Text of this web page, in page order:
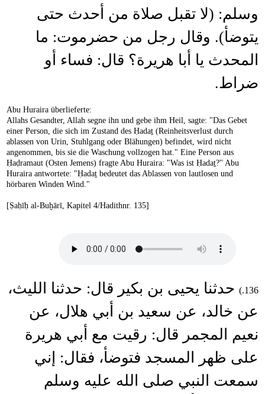
وسلم: (لا تقبل صلاة من أحدث حتى
يتوضأ). وقال رجل من حضرموت: ما
المحدث يا أبا هريرة؟ قال: فساء أو
ضراط.
Abu Huraira überlieferte:
Allahs Gesandter, Allah segne ihn und gebe ihm Heil, sagte: "Das Gebet
einer Person, die sich im Zustand des Ḥadaṯ (Reinheitsverlust durch
ablassen von Urin, Stuhlgang oder Blähungen) befindet, wird nicht
angenommen, bis sie die Waschung vollzogen hat." Eine Person aus
Ḥaḍramaut (Osten Jemens) fragte Abu Huraira: "Was ist Ḥadaṯ?" Abu
Huraira antwortete: "Ḥadaṯ bedeutet das Ablassen von lautlosen und
hörbaren Winden Wind."
[Ṣaḥīḥ al-Buḫārī, Kapitel 4/Hadithnr. 135]
136.)
حدثنا يحيى بن بكير قال: حدثنا الليث،
عن خالد، عن سعيد بن أبي هلال، عن
نعيم المجمر قال: رقيت مع أبي هريرة
على ظهر المسجد فتوضأ، فقال: إني
سمعت النبي صلى الله عليه وسلم